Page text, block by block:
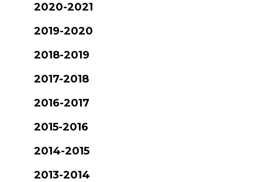
2020-2021
2019-2020
2018-2019
2017-2018
2016-2017
2015-2016
2014-2015
2013-2014